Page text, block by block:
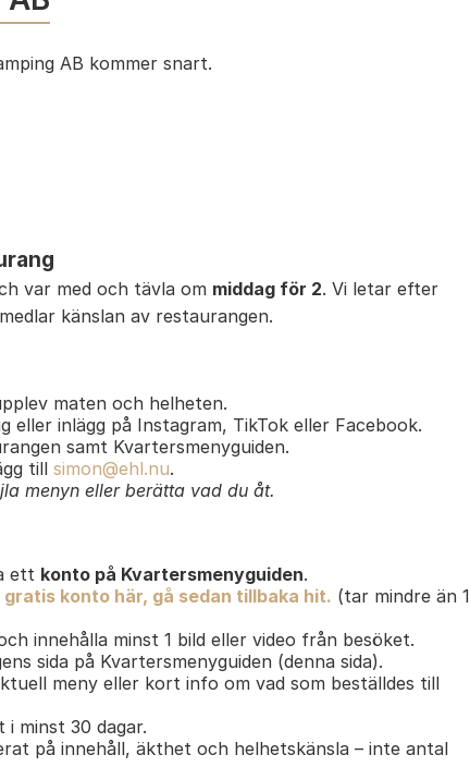
AB kommer snart.
var med och tävla om middag för 2. Vi letar efter
känslan av restaurangen.
maten och helheten.
eller inlägg på Instagram, TikTok eller Facebook.
samt Kvartersmenyguiden.
till simon@ehl.nu.
menyn eller berätta vad du åt.
ett konto på Kvartersmenyguiden.
gratis konto här, gå sedan tillbaka hit. (tar mindre än 1
innehålla minst 1 bild eller video från besöket.
sida på Kvartersmenyguiden (denna sida).
meny eller kort info om vad som beställdes till
i minst 30 dagar.
på innehåll, äkthet och helhetskänsla – inte antal